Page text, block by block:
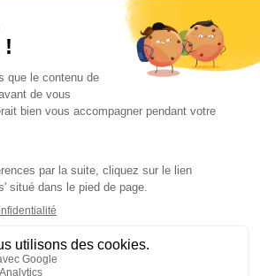
©2026 F-INITIATIVES
relative au site F.initiatives
Mentions légales